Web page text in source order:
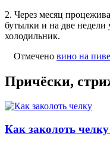
2. Через месяц
бутылки и на две
холодильник.
Отмечено вино на
Причёски,
Как заколоть